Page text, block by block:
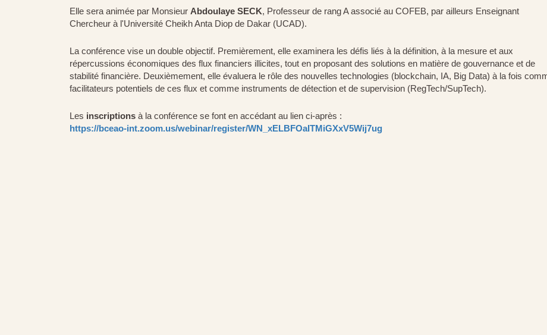
Elle sera animée par Monsieur Abdoulaye SECK, Professeur de rang A associé au COFEB, par ailleurs Enseignant
Chercheur à l'Université Cheikh Anta Diop de Dakar (UCAD).
La conférence vise un double objectif. Premièrement, elle examinera les défis liés à la définition, à la mesure et aux
répercussions économiques des flux financiers illicites, tout en proposant des solutions en matière de gouvernance et de
stabilité financière. Deuxièmement, elle évaluera le rôle des nouvelles technologies (blockchain, IA, Big Data) à la fois
facilitateurs potentiels de ces flux et comme instruments de détection et de supervision (RegTech/SupTech).
Les inscriptions à la conférence se font en accédant au lien ci-après :
https://bceao-int.zoom.us/webinar/register/WN_xELBFOaITMiGXxV5Wij7ug